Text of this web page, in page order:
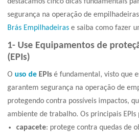
destacamos cinco dicas fundamentais
segurança na operação de
Brás Empilhadeiras e saiba como fazer
1- Use Equipamentos de
(EPIs)
O uso de EPIs é fundamental, visto que
garantem segurança na operação de
protegendo contra possíveis impactos,
ambiente de trabalho. Os principais EPIs
capacete: protege contra quedas de